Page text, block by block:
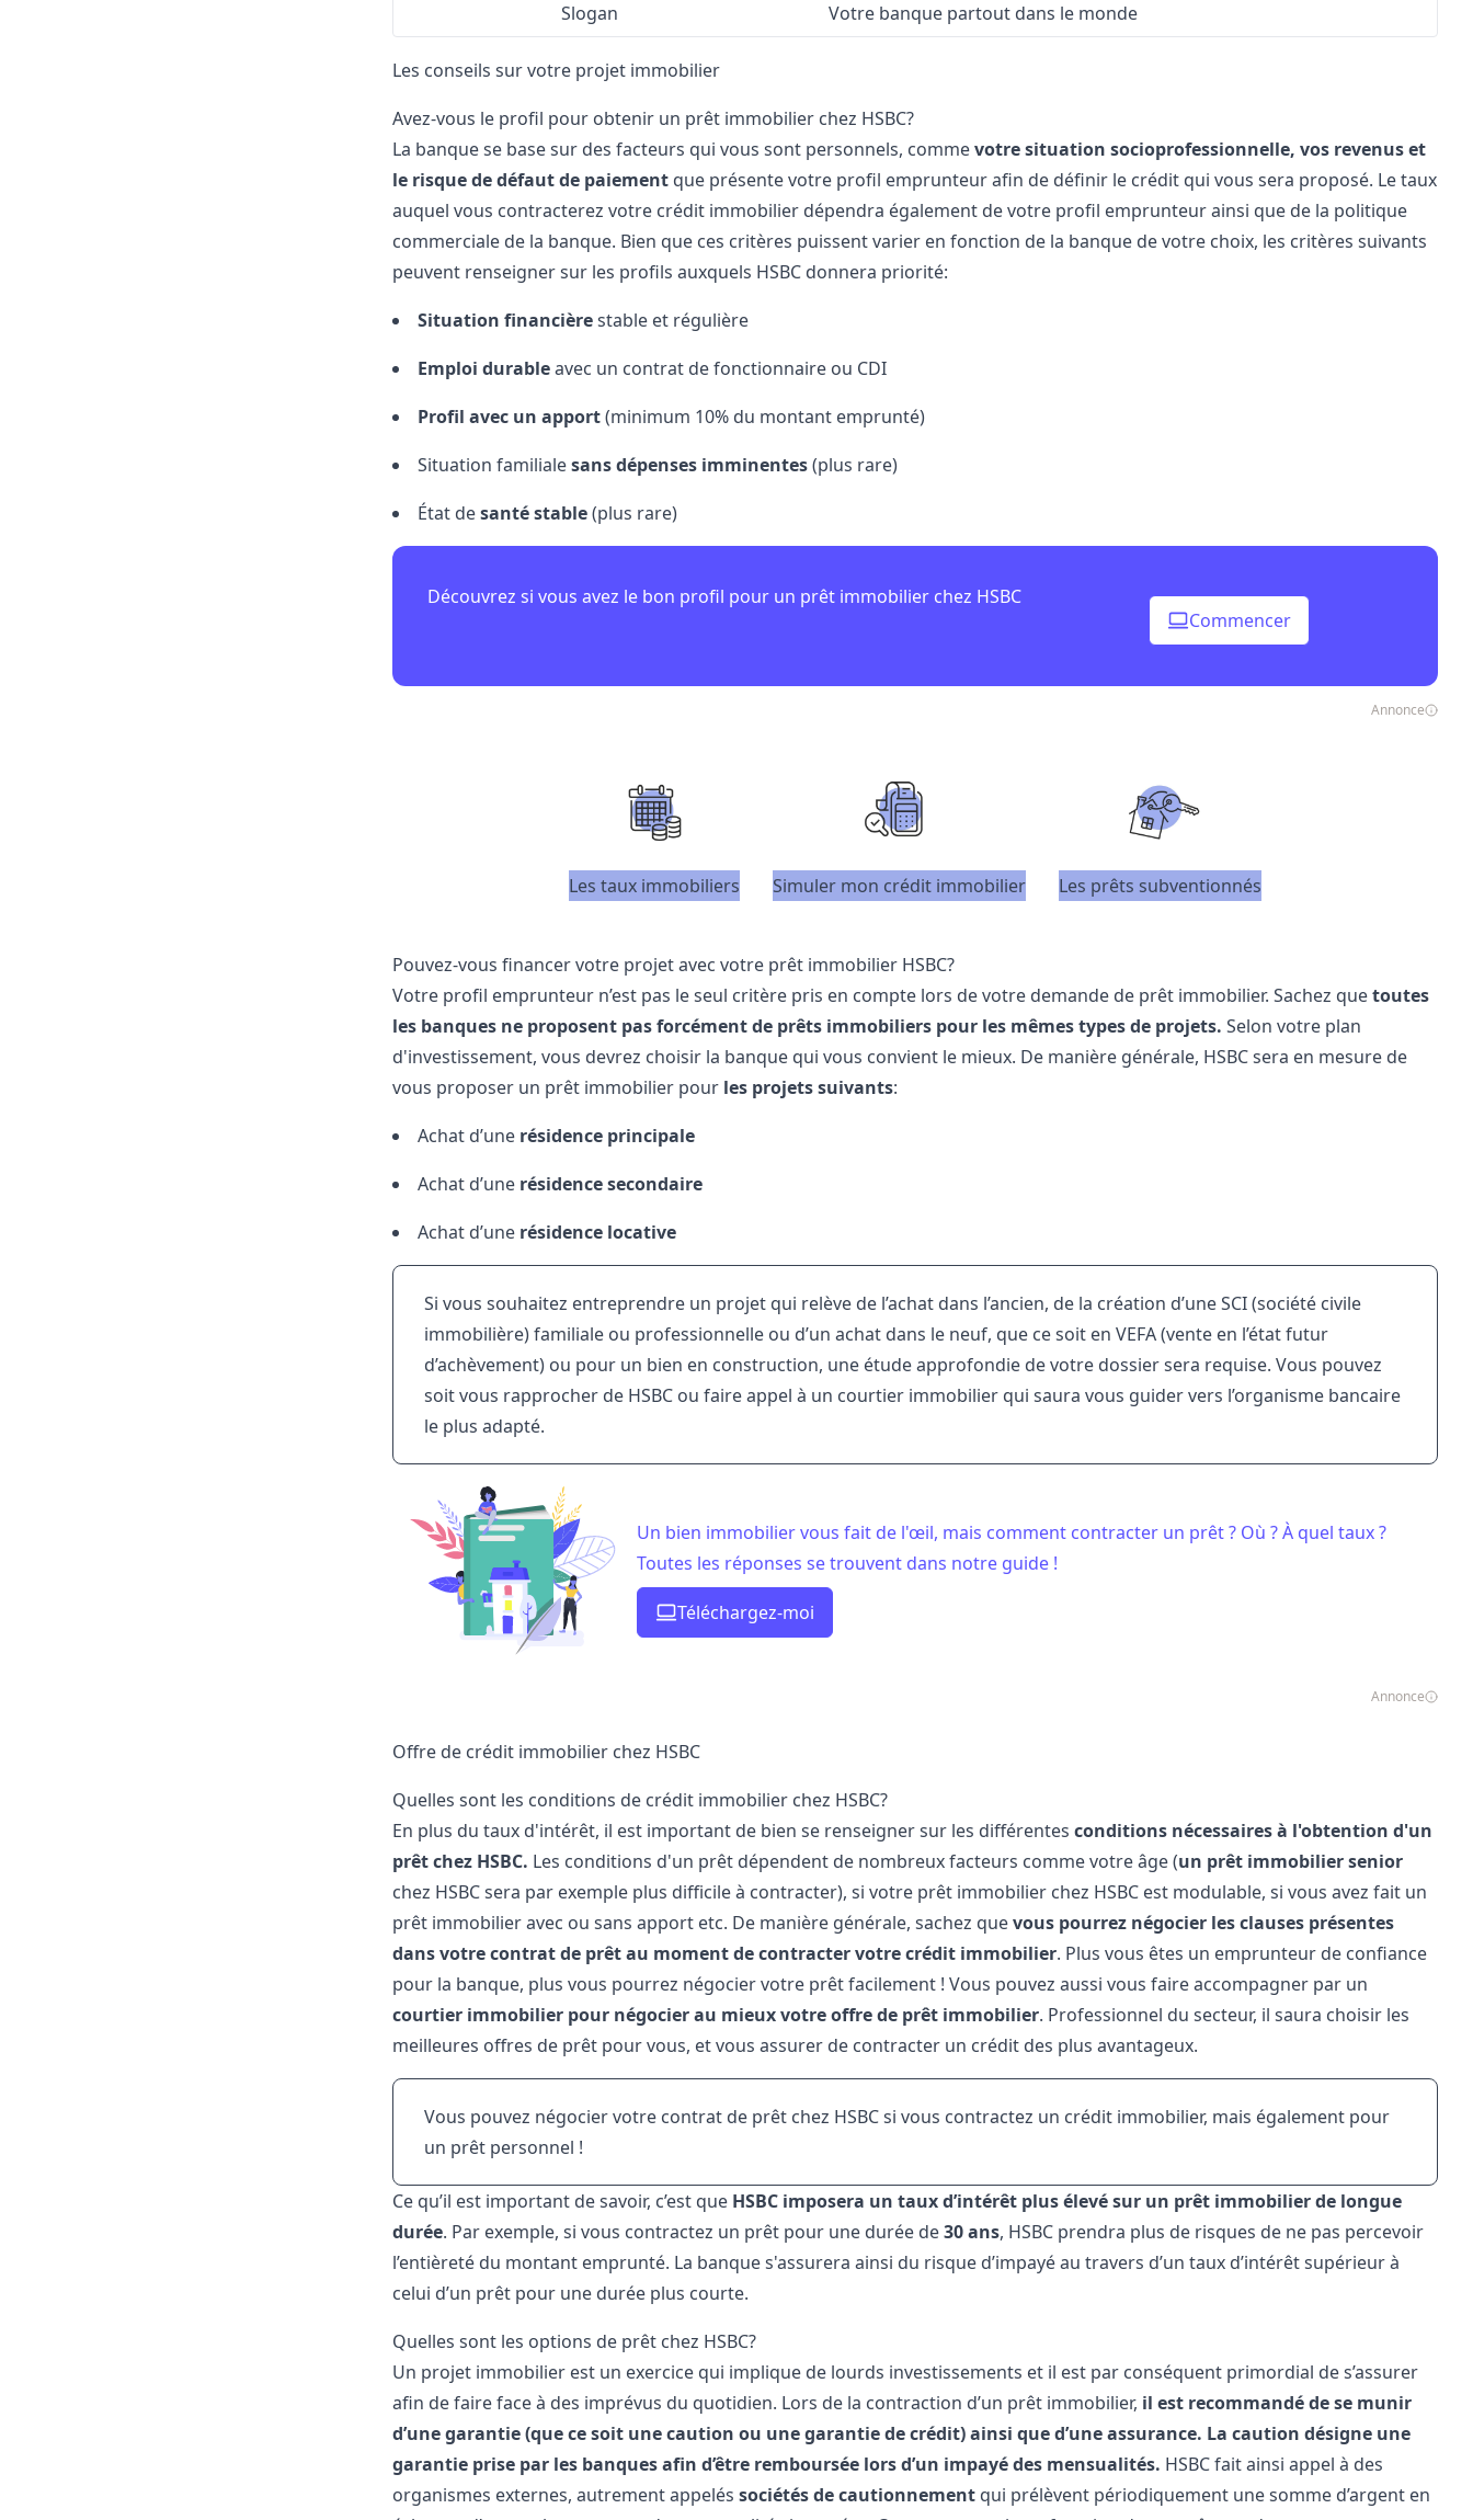
Slogan
Votre banque partout dans le monde
Les conseils sur votre projet immobilier
Avez-vous le profil pour obtenir un prêt immobilier chez HSBC?
La banque se base sur des facteurs qui vous sont personnels, commevotre situation socioprofessionnelle, vos revenus et
le risque de défaut de paiementque présente votre profil emprunteur afin de définir le crédit qui vous sera proposé. Le taux
auquel vous contracterez votre crédit immobilier dépendra également de votre profil emprunteur ainsi que de la politique
commerciale de la banque. Bien que ces critères puissent varier en fonction de la banque de votre choix, les critères suivants
peuvent renseigner sur les profils auxquels HSBC donnera priorité:
Situation financièrestable et régulière
Emploi durableavec un contrat de fonctionnaire ou CDI
Profil avec un apport(minimum 10% du montant emprunté)
Situation familialesans dépenses imminentes(plus rare)
État desanté stable(plus rare)
Découvrez si vous avez le bon profil pour un prêt immobilier chez HSBC
Commencer
Annonce
Les taux immobiliers Simuler mon crédit immobilier Les prêts subventionnés
Pouvez-vous financer votre projet avec votre prêt immobilier HSBC?
Votre profil emprunteur n’est pas le seul critère pris en compte lors de votre demande de prêt immobilier. Sachez quetoutes
les banques ne proposent pas forcément de prêts immobiliers pour les mêmes types de projets. Selon votre plan
d'investissement, vous devrez choisir la banque qui vous convient le mieux. De manière générale, HSBC sera en mesure de
vous proposer un prêt immobilier pour les projets suivants:
Achat d’une résidence principale
Achat d’une résidence secondaire
Achat d’une résidence locative
Si vous souhaitez entreprendre un projet qui relève de l’achat dans l’ancien, de la création d’uneSCI(société civile
immobilière) familiale ou professionnelle ou d’un achat dans le neuf, que ce soit en VEFA (vente en l’état futur
d’achèvement) ou pour un bien en construction, une étude approfondie de votre dossier sera requise. Vous pouvez
soit vous rapprocher de HSBC ou faire appel à un courtier immobilier qui saura vous guider vers l’organisme bancaire
le plus adapté.
Un bien immobilier vous fait de l'œil, mais comment contracter un prêt ? Où ? À quel taux ?
Toutes les réponses se trouvent dans notre guide !
Téléchargez-moi
Annonce
Offre de crédit immobilier chez HSBC
Quelles sont les conditions de crédit immobilier chez HSBC?
En plus du taux d'intérêt, il est important de bien se renseigner sur les différentes conditions nécessaires à l'obtention d'un
prêt chez HSBC. Les conditions d'un prêt dépendent de nombreux facteurs comme votre âge (un prêt immobilier senior
chez HSBC sera par exemple plus difficile à contracter), si votre prêt immobilier chez HSBC est modulable, si vous avez fait un
prêt immobilier avec ou sans apport etc. De manière générale, sachez quevous pourrez négocier les clauses présentes
dans votre contrat de prêt au moment de contracter votre crédit immobilier. Plus vous êtes un emprunteur de confiance
pour la banque, plus vous pourrez négocier votre prêt facilement ! Vous pouvez aussi vous faire accompagner par un
courtier immobilier pour négocier au mieux votre offre de prêt immobilier. Professionnel du secteur, il saura choisir les
meilleures offres de prêt pour vous, et vous assurer de contracter un crédit des plus avantageux.
Vous pouvez négocier votre contrat de prêt chez HSBC si vous contractez un crédit immobilier, mais également pour
un prêt personnel !
Ce qu’il est important de savoir, c’est que HSBC imposera un taux d’intérêt plus élevé sur un prêt immobilier de longue
durée. Par exemple, si vous contractez un prêt pour une durée de30 ans, HSBC prendra plus de risques de ne pas percevoir
l’entièreté du montant emprunté. La banque s'assurera ainsi du risque d’impayé au travers d’un taux d’intérêt supérieur à
celui d’un prêt pour une durée plus courte.
Quelles sont les options de prêt chez HSBC?
Un projet immobilier est un exercice qui implique de lourds investissements et il est par conséquent primordial de s’assurer
afin de faire face à des imprévus du quotidien. Lors de la contraction d’un prêt immobilier, il est recommandé de se munir
d’une garantie (que ce soit une caution ou une garantie de crédit) ainsi que d’une assurance. La caution désigne une
garantie prise par les banques afin d’être remboursée lors d’un impayé des mensualités. HSBC fait ainsi appel à des
organismes externes, autrement appelés sociétés de cautionnement qui prélèvent périodiquement une somme d’argent en